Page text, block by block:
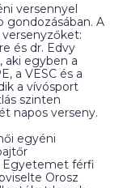
versennyel
gondozásában. A
és dr. Edvy
aki egyben a
a VESC és a
a vívósport
szinten
napos verseny.
egyéni
Egyetemet férfi
Orosz